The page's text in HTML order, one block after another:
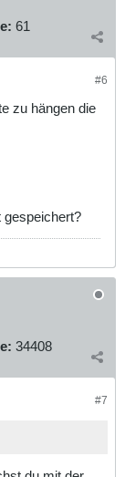
61
#6
zu hängen die
gespeichert?
34408
#7